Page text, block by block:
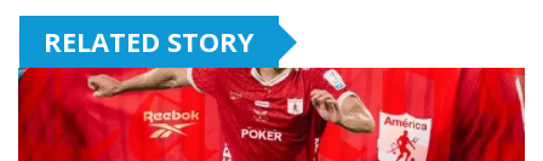
RELATED STORY